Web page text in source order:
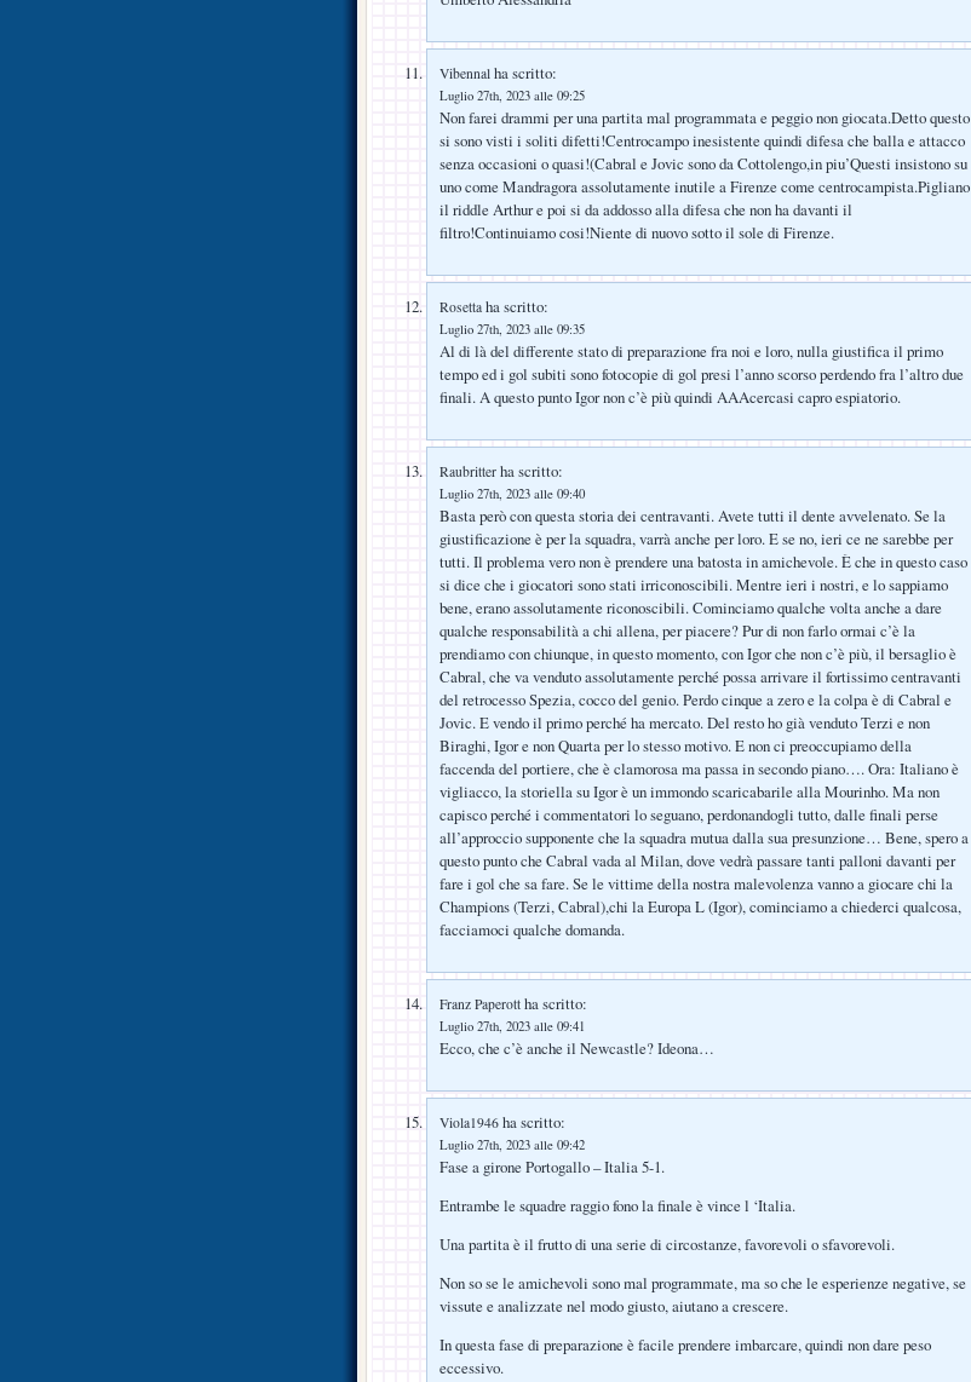
Vibennal ha scritto:
Luglio 27th, 2023 alle 09:25
Non farei drammi per una partita mal programmata e peggio non giocata.Detto questo
si sono visti i soliti difetti!Centrocampo inesistente quindi difesa che balla e attacco
senza occasioni o quasi!(Cabral e Jovic sono da Cottolengo,in piu’Questi insistono su
uno come Mandragora assolutamente inutile a Firenze come centrocampista.Pigliano
il riddle Arthur e poi si da addosso alla difesa che non ha davanti il
filtro!Continuiamo cosi!Niente di nuovo sotto il sole di Firenze.
Rosetta ha scritto:
Luglio 27th, 2023 alle 09:35
Al di là del differente stato di preparazione fra noi e loro, nulla giustifica il primo
tempo ed i gol subiti sono fotocopie di gol presi l’anno scorso perdendo fra l’altro due
finali. A questo punto Igor non c’è più quindi AAAcercasi capro espiatorio.
Raubritter ha scritto:
Luglio 27th, 2023 alle 09:40
Basta però con questa storia dei centravanti. Avete tutti il dente avvelenato. Se la
giustificazione è per la squadra, varrà anche per loro. E se no, ieri ce ne sarebbe per
tutti. Il problema vero non è prendere una batosta in amichevole. È che in questo caso
si dice che i giocatori sono stati irriconoscibili. Mentre ieri i nostri, e lo sappiamo
bene, erano assolutamente riconoscibili. Cominciamo qualche volta anche a dare
qualche responsabilità a chi allena, per piacere? Pur di non farlo ormai c’è la
prendiamo con chiunque, in questo momento, con Igor che non c’è più, il bersaglio è
Cabral, che va venduto assolutamente perché possa arrivare il fortissimo centravanti
del retrocesso Spezia, cocco del genio. Perdo cinque a zero e la colpa è di Cabral e
Jovic. E vendo il primo perché ha mercato. Del resto ho già venduto Terzi e non
Biraghi, Igor e non Quarta per lo stesso motivo. E non ci preoccupiamo della
faccenda del portiere, che è clamorosa ma passa in secondo piano…. Ora: Italiano è
vigliacco, la storiella su Igor è un immondo scaricabarile alla Mourinho. Ma non
capisco perché i commentatori lo seguano, perdonandogli tutto, dalle finali perse
all’approccio supponente che la squadra mutua dalla sua presunzione… Bene, spero a
questo punto che Cabral vada al Milan, dove vedrà passare tanti palloni davanti per
fare i gol che sa fare. Se le vittime della nostra malevolenza vanno a giocare chi la
Champions (Terzi, Cabral),chi la Europa L (Igor), cominciamo a chiederci qualcosa,
facciamoci qualche domanda.
Franz Paperott ha scritto:
Luglio 27th, 2023 alle 09:41
Ecco, che c’è anche il Newcastle? Ideona…
Viola1946 ha scritto:
Luglio 27th, 2023 alle 09:42
Fase a girone Portogallo – Italia 5-1.
Entrambe le squadre raggio fono la finale è vince l ‘Italia.
Una partita è il frutto di una serie di circostanze, favorevoli o sfavorevoli.
Non so se le amichevoli sono mal programmate, ma so che le esperienze negative, se
vissute e analizzate nel modo giusto, aiutano a crescere.
In questa fase di preparazione è facile prendere imbarcare, quindi non dare peso
eccessivo.